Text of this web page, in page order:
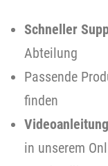
Schneller
Abteilung
Passende
finden
in unserem